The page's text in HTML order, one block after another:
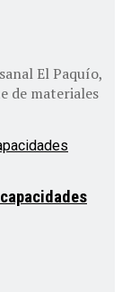
El Paquío,
de materiales